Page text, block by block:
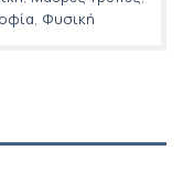
, Φυσική